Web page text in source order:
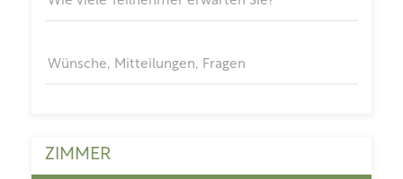
Wünsche, Mitteilungen, Fragen
ZIMMER